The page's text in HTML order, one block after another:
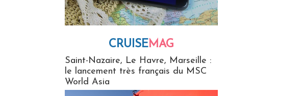
CRUISEMAG
Saint-Nazaire, Le Havre, Marseille :
le lancement très français du MSC
World Asia